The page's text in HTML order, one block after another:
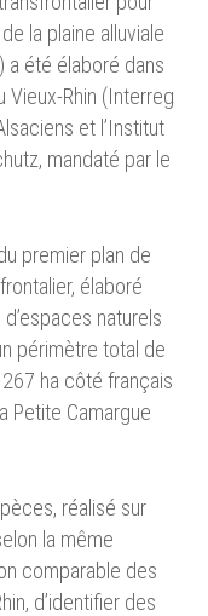
la plaine alluviale
a été élaboré dans
Vieux-Rhin (Interreg
et l’Institut
mandaté par le
premier plan de
élaboré
naturels
périmètre total de
ha côté français
Petite Camargue
réalisé sur
la même
comparable des
d’identifier des